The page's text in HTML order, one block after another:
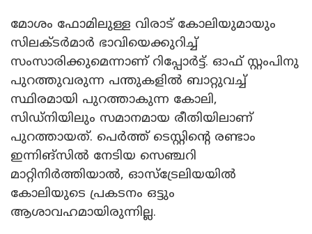
മോശം ഫോമിലുള്ള വിരാട് കോലിയുമായും
സിലക്ടർമാർ ഭാവിയെക്കുറിച്ച്
സംസാരിക്കുമെന്നാണ് റിപ്പോർട്ട്. ഓഫ് സ്റ്റംപിനു
പുറത്തുവരുന്ന പന്തുകളിൽ ബാറ്റുവച്ച്
സ്ഥിരമായി പുറത്താകുന്ന കോലി,
സിഡ്നിയിലും സമാനമായ രീതിയിലാണ്
പുറത്തായത്. പെർത്ത് ടെസ്റ്റിന്റെ രണ്ടാം
ഇന്നിങ്സിൽ നേടിയ സെഞ്ചറി
മാറ്റിനിർത്തിയാൽ, ഓസ്ട്രേലിയയിൽ
കോലിയുടെ പ്രകടനം ഒട്ടും
ആശാവഹമായിരുന്നില്ല.